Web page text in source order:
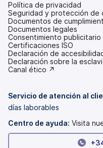
Política de privacidad
Seguridad y protección de
Documentos de
Documentos legales
Consentimiento publicitario
Certificaciones ISO
Declaración de
(se
abre
pestaña
Declaración sobre la
(se
una
nueva)
Canal ético ↗
Servicio de atención al
días laborables
Centro de ayuda: Visita